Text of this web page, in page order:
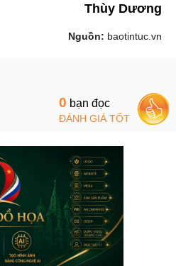
Thùy Dương
Nguồn: baotintuc.vn
0 bạn đọc
ĐÁNH GIÁ TỐT